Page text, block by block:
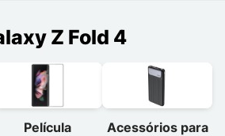
Z Fold 4
Película
Acessórios para